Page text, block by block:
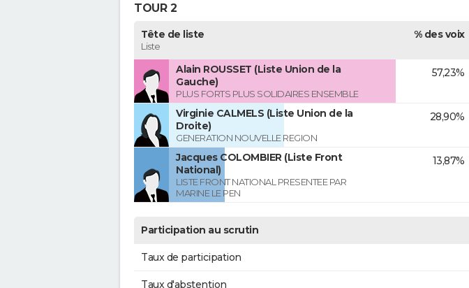
TOUR 2
Tête de liste
Liste
% des voix
Alain ROUSSET (Liste Union de la
Gauche)
PLUS FORTS PLUS SOLIDAIRES ENSEMBLE
57,23%
Virginie CALMELS (Liste Union de la
Droite)
GENERATION NOUVELLE REGION
28,90%
Jacques COLOMBIER (Liste Front
National)
LISTE FRONT NATIONAL PRESENTEE PAR
MARINE LE PEN
13,87%
Participation au scrutin
Taux de participation
Taux d'abstention